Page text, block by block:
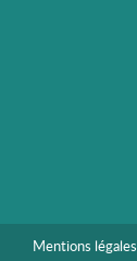
Mentions